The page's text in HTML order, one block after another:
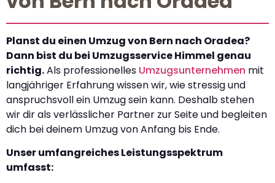
Planst du einen Umzug von Bern nach Oradea?
Dann bist du bei Umzugsservice Himmel genau
richtig.Als professionelles Umzugsunternehmen mit
langjähriger Erfahrung wissen wir, wie stressig und
anspruchsvoll ein Umzug sein kann. Deshalb stehen
wir dir als verlässlicher Partner zur Seite und begleiten
dich bei deinem Umzug von Anfang bis Ende.
Unser umfangreiches Leistungsspektrum
umfasst: